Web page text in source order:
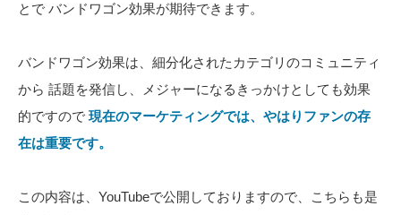
とで バンドワゴン効果が期待できます。
バンドワゴン効果は、細分化されたカテゴリのコミュニティ
から 話題を発信し、メジャーになるきっかけとしても効果
的ですので 現在のマーケティングでは、やはりファンの存
在は重要です。
この内容は、YouTubeで公開しておりますので、こちらも是